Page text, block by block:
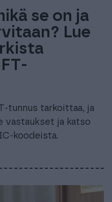
se on ja
Lue
tunnus tarkoittaa, ja
vastaukset ja katso
koodeista.